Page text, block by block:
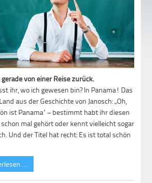
von einer Reise zurück.
ihr, wo ich gewesen bin? In Panama! Das
aus der Geschichte von Janosch: „Oh,
ist Panama“ – bestimmt habt ihr diesen
mal gehört oder kennt vielleicht sogar
Und der Titel hat recht: Es ist total schön
…